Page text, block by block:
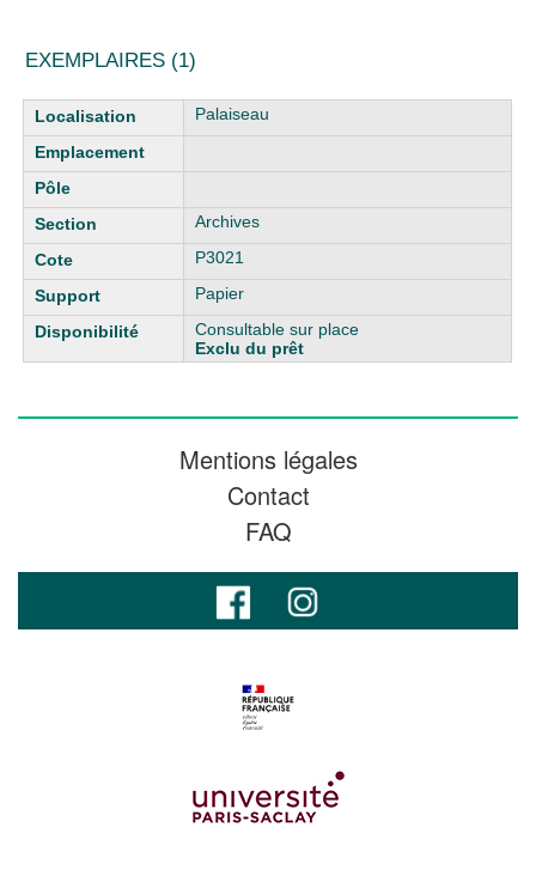
EXEMPLAIRES (1)
Liste des exemplaires Palaiseau
Archives
P3021
Papier
Consultable sur place
Exclu du prêt
Mentions légales
Contact
FAQ